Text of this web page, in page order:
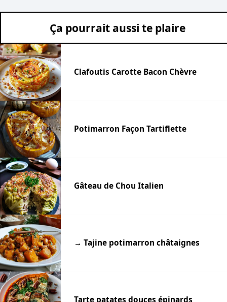
Ça pourrait aussi te plaire
Clafoutis Carotte Bacon Chèvre
Potimarron Façon Tartiflette
Gâteau de Chou Italien
→ Tajine potimarron châtaignes